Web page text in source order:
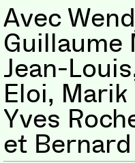
Avec
Guillaume
Jean-
Eloi,
Yves
et